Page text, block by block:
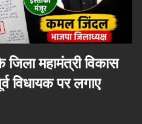
महामंत्री विकास
विधायक पर लगाए